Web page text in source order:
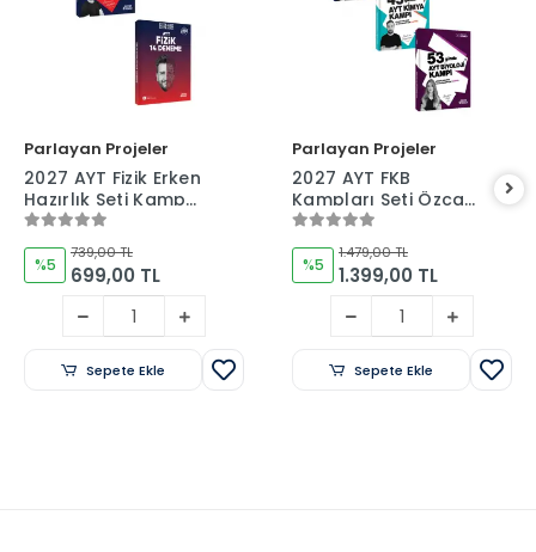
Parlayan Projeler
2027 AYT Fizik Erken
Hazırlık Seti Kamp
Kitabı ve Deneme
İkilisi Özcan Aykın
%5
739,00 TL
699,00 TL
Sepete Ekle
Parlayan Projeler
2027 AYT FKB
Kampları Seti Özcan
Aykın-Sinan
İhtiyaroğlu-Burcu
Ay
%5
1.479,00 TL
1.399,00 TL
Sepete Ekle